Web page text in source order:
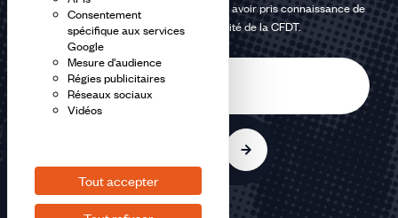
Consentement
spécifique aux services
Google
Mesure d'audience
Régies publicitaires
Réseaux sociaux
Vidéos
Tout accepter
En m'inscrivant à la newsletter, j'affirme avoir pris connaissance de
lapolitique de confidentialité de la CFDT.